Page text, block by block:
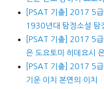
[PSAT 기출] 2017 5
1930년대 탐정소설 탐
[PSAT 기출] 2017 5
은 도요토미 히데요시
[PSAT 기출] 2017 5
기운 이치 본연의 이치